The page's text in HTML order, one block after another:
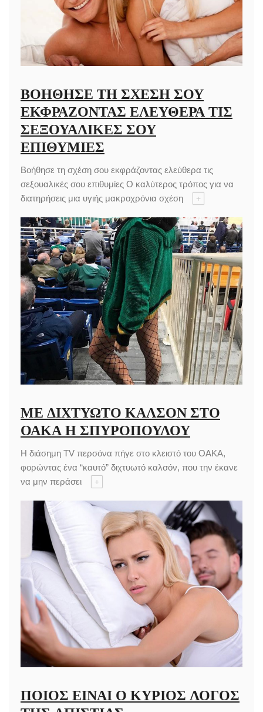
ΒΟΉΘΗΣΕ ΤΗ ΣΧΈΣΗ ΣΟΥ
ΕΚΦΡΆΖΟΝΤΑΣ ΕΛΕΎΘΕΡΑ ΤΙΣ
ΣΕΞΟΥΑΛΙΚΈΣ ΣΟΥ
ΕΠΙΘΥΜΊΕΣ
Βοήθησε τη σχέση σου εκφράζοντας ελεύθερα τις
σεξουαλικές σου επιθυμίες Ο καλύτερος τρόπος για να
διατηρήσεις μια υγιής μακροχρόνια σχέση
+
ΜΕ ΔΙΧΤΥΩΤΌ ΚΑΛΣΌΝ ΣΤΟ
ΟΑΚΑ Η ΣΠΥΡΟΠΟΎΛΟΥ
H διάσημη TV περσόνα πήγε στο κλειστό του ΟΑΚΑ,
φορώντας ένα “καυτό” διχτυωτό καλσόν, που την έκανε
να μην περάσει
+
ΠΟΙΟΣ ΕΊΝΑΙ Ο ΚΎΡΙΟΣ ΛΌΓΟΣ